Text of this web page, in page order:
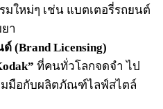
ใหม่ๆ เช่น แบตเตอรี่รถยนต์
า
(Brand Licensing)
ที่คนทั่วโลกจดจำ ไป
มมือกับผลิตภัณฑ์ไลฟ์สไตล์